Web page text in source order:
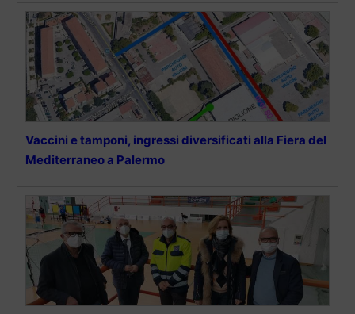
Vaccini e tamponi, ingressi diversificati alla Fiera del
Mediterraneo a Palermo